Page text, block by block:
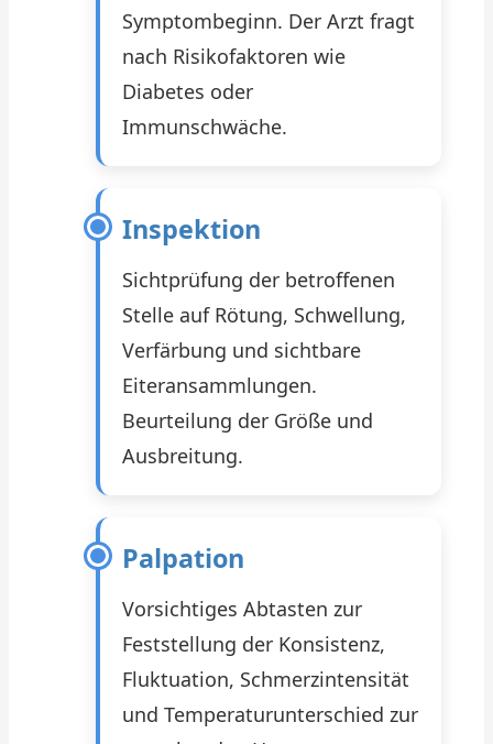
Symptombeginn. Der Arzt fragt
nach Risikofaktoren wie
Diabetes oder
Immunschwäche.
Inspektion
Sichtprüfung der betroffenen
Stelle auf Rötung, Schwellung,
Verfärbung und sichtbare
Eiteransammlungen.
Beurteilung der Größe und
Ausbreitung.
Palpation
Vorsichtiges Abtasten zur
Feststellung der Konsistenz,
Fluktuation, Schmerzintensität
und Temperaturunterschied zur